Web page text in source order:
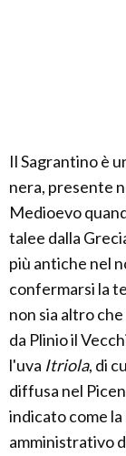
Il Sagrantino è
nera, presente
Medioevo
talee dalla
più antiche nel
confermarsi la
non sia altro
da Plinio il
l'uva Itriola, di
diffusa nel
indicato come
amministrativo